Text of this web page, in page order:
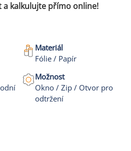
kalkulujte přímo online!
Materiál
Fólie / Papír
Možnost
Okno / Zip / Otvor pro
odtržení